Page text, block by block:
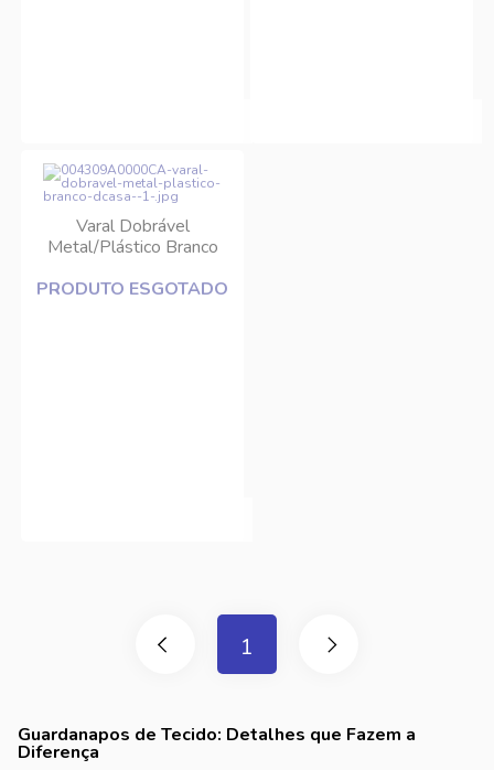
Varal Dobrável
Metal/Plástico Branco
PRODUTO ESGOTADO
1
Guardanapos de Tecido: Detalhes que Fazem a
Diferença